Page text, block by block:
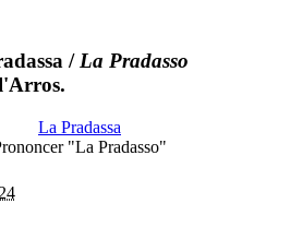
/ La Pradasso
La Pradassa
"La Pradasso"